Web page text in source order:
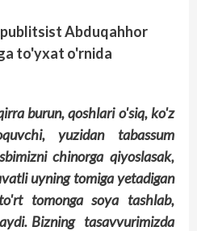
Abduqahhor
to'yxat o'rnida
burun, qoshlari o'siq, ko'z
yuzidan tabassum
chinorga qiyoslasak,
uyning tomiga yetadigan
tomonga soya tashlab,
Bizning tasavvurimizda